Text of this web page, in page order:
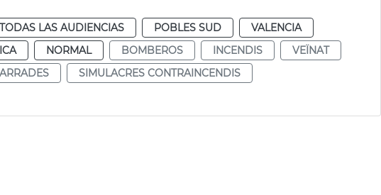
TODAS LAS AUDIENCIAS POBLES SUD
VALENCIA
NORMAL BOMBEROS INCENDIS
VEÏNAT
SIMULACRES CONTRAINCENDIS